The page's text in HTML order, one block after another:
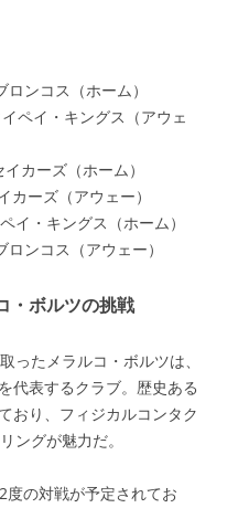
ンコス（ホーム）
ペイ・キングス（アウェ
カーズ（ホーム）
カーズ（アウェー）
イ・キングス（ホーム）
ンコス（アウェー）
・ボルツの挑戦
ったメラルコ・ボルツは、
代表するクラブ。歴史ある
おり、フィジカルコンタク
ングが魅力だ。
の対戦が予定されてお